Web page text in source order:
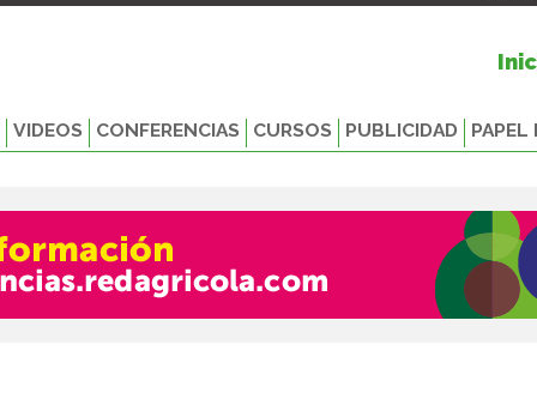
VIDEOS CONFERENCIAS CURSOS PUBLICIDAD PAPEL